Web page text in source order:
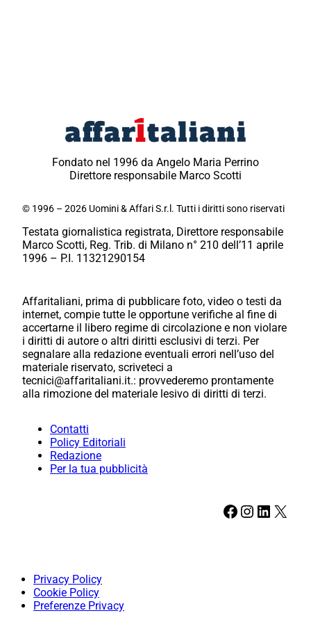
Fondato nel 1996 da Angelo Maria Perrino
Direttore responsabile Marco Scotti
© 1996 – 2026 Uomini & Affari S.r.l. Tutti i diritti sono riservati
Testata giornalistica registrata, Direttore responsabile
Marco Scotti, Reg. Trib. di Milano n° 210 dell’11 aprile
1996 – P.I. 11321290154
Affaritaliani, prima di pubblicare foto, video o testi da
internet, compie tutte le opportune verifiche al fine di
accertarne il libero regime di circolazione e non violare
i diritti di autore o altri diritti esclusivi di terzi. Per
segnalare alla redazione eventuali errori nell’uso del
materiale riservato, scriveteci a
tecnici@affaritaliani.it.: provvederemo prontamente
alla rimozione del materiale lesivo di diritti di terzi.
Contatti
Policy Editoriali
Redazione
Per la tua pubblicità
Facebook Instagram LinkedIn X
Privacy Policy
Cookie Policy
Preferenze Privacy